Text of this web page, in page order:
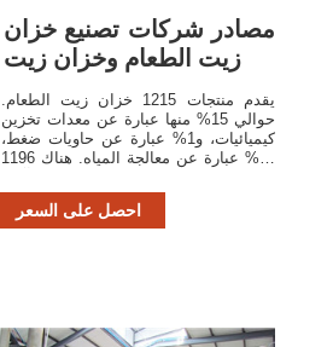
مصادر شركات تصنيع خزان
زيت الطعام وخزان زيت
يقدم منتجات 1215 خزان زيت الطعام.
حوالي 15% منها عبارة عن معدات تخزين
كيميائيات، و1% عبارة عن حاويات ضغط،
و1% عبارة عن معالجة المياه. هناك 1196
احصل على السعر